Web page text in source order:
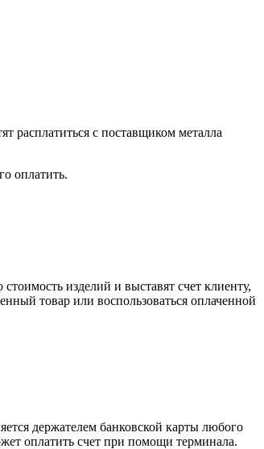
расплатиться с поставщиком металла
оплатить.
изделий и выставят счет клиенту,
товар или воспользоваться оплаченной
держателем банковской карты любого
оплатить счет при помощи терминала.